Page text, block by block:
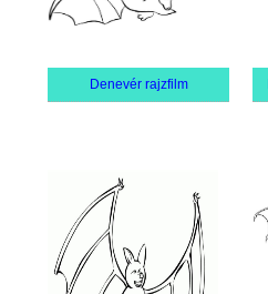
Denevér rajzfilm